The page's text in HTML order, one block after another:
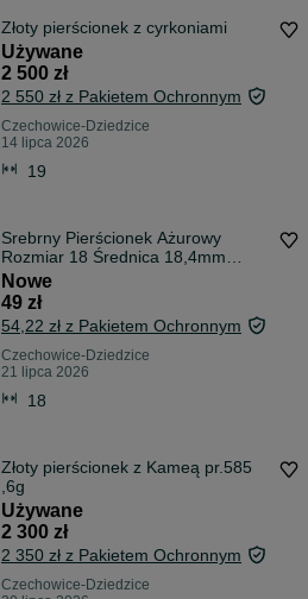
Złoty pierścionek z cyrkoniami
Używane
2 500 zł
2 550 zł z Pakietem Ochronnym
Czechowice-Dziedzice
14 lipca 2026
19
Srebrny Pierścionek Ażurowy
Rozmiar 18 Średnica 18,4mm
Próba 925
Nowe
49 zł
54,22 zł z Pakietem Ochronnym
Czechowice-Dziedzice
21 lipca 2026
18
Złoty pierścionek z Kameą pr.585
,6g
Używane
2 300 zł
2 350 zł z Pakietem Ochronnym
Czechowice-Dziedzice